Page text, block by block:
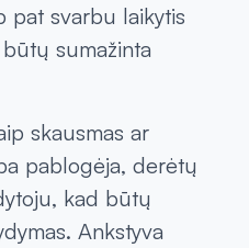
pat svarbu laikytis
sumažinta
skausmas ar
pablogėja, derėtų
kad būtų
Ankstyva